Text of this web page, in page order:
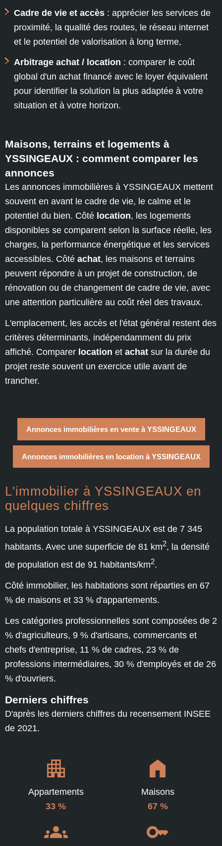
Cadre de vie et accès : apprécier les services de
proximité, la qualité des routes, le réseau internet
et le potentiel de valorisation à long terme,
Arbitrage achat / location : comparer le coût
global d'un achat financé avec le loyer équivalent
pour identifier la solution la plus adaptée à votre
situation et à votre horizon.
Maisons, terrains et logements à
YSSINGEAUX : comment comparer les
annonces
Les annonces immobilières à YSSINGEAUX mettent
souvent en avant le cadre de vie, le calme et le
potentiel du bien. Côté location, les logements
disponibles se comparent selon la surface réelle, les
charges, la performance énergétique et les services
accessibles. Côté achat, les maisons et terrains
peuvent répondre à un projet de construction, de
rénovation ou de changement de cadre de vie, avec
une attention particulière au coût réel des travaux.
L'emplacement, les accès et l'état général restent des
critères déterminants, indépendamment du prix
affiché. Comparer location et achat sur la durée du
projet reste souvent un exercice utile avant de
trancher.
Annonces immobilières en vente à YSSINGEAUX
Annonces immobilières en location à YSSINGEAUX
L'immobilier à YSSINGEAUX en
quelques chiffres
La population totale à YSSINGEAUX est de 7 345
habitants. Avec une superficie de 81 km2, la densité
de population est de 91 habitants/km2.
Côté immobilier, les habitations sont réparties en 67
% de maisons et 33 % d'appartements.
Les catégories professionnelles sont composées de 2
% d'agriculteurs, 9 % d'artisans, commercants et
chefs d'entreprise, 11 % de cadres, 23 % de
professions intermédiaires, 30 % d'employés et de 26
% d'ouvriers.
Derniers chiffres
D'après les derniers chiffres du recensement INSEE
de 2021.
Appartements
33 %
Maisons
67 %